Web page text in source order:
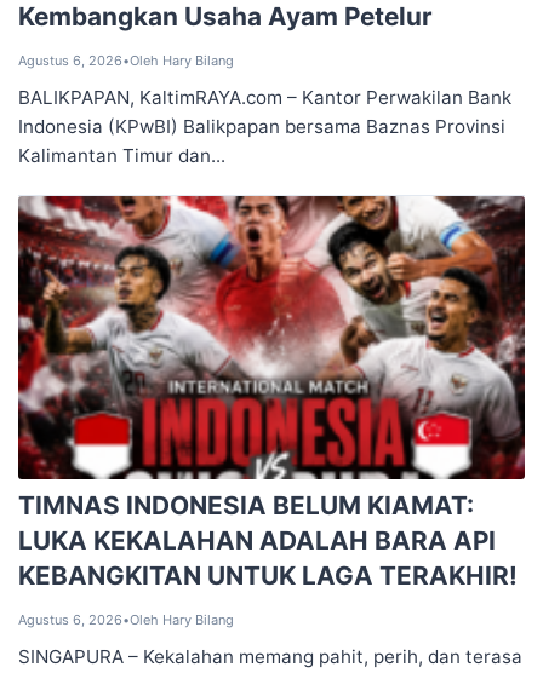
Kembangkan Usaha Ayam Petelur
Agustus 6, 2026•Oleh Hary Bilang
BALIKPAPAN, KaltimRAYA.com – Kantor Perwakilan Bank
Indonesia (KPwBI) Balikpapan bersama Baznas Provinsi
Kalimantan Timur dan...
TIMNAS INDONESIA BELUM KIAMAT:
LUKA KEKALAHAN ADALAH BARA API
KEBANGKITAN UNTUK LAGA TERAKHIR!
Agustus 6, 2026•Oleh Hary Bilang
SINGAPURA – Kekalahan memang pahit, perih, dan terasa